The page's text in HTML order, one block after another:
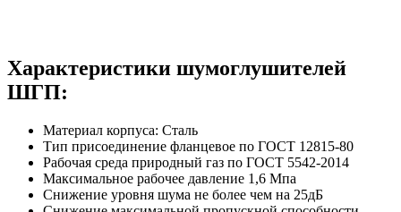
Характеристики шумоглушителей
ШГП:
Материал корпуса: Сталь
Тип присоединение фланцевое по ГОСТ 12815-80
Рабочая среда природный газ по ГОСТ 5542-2014
Максимальное рабочее давление 1,6 Мпа
Снижение уровня шума не более чем на 25дБ